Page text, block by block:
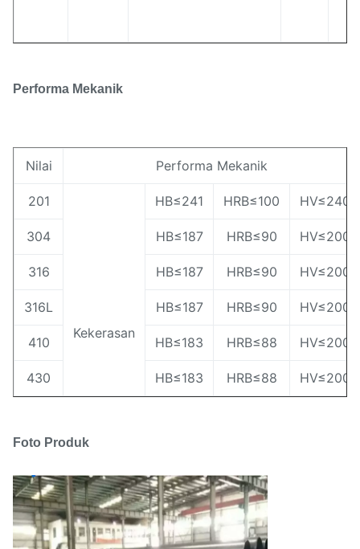
Performa Mekanik
Nilai Performa Mekanik
201
Kekerasan
HB≤241 HRB≤100 HV≤240
304 HB≤187 HRB≤90 HV≤200
316 HB≤187 HRB≤90 HV≤200
316L HB≤187 HRB≤90 HV≤200
410 HB≤183 HRB≤88 HV≤200
430 HB≤183 HRB≤88 HV≤200
Foto Produk